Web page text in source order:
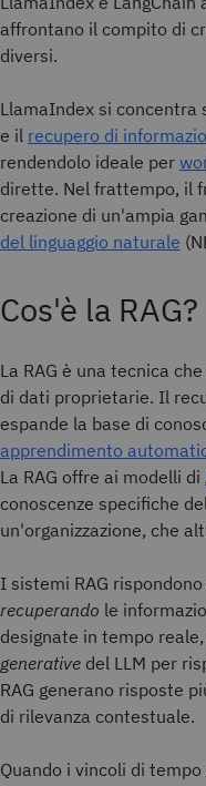
affrontano il compito di
diversi.
LlamaIndex si concentra
e il recupero di
rendendolo ideale per
dirette. Nel frattempo, il
creazione di un'ampia
del linguaggio naturale
Cos'è la RAG?
La RAG è una tecnica
di dati proprietarie. Il
espande la base di
apprendimento
La RAG offre ai modelli di
conoscenze specifiche
un'organizzazione, che
I sistemi RAG
recuperando le
designate in tempo
generative del LLM per
RAG generano risposte
di rilevanza contestuale.
Quando i vincoli di